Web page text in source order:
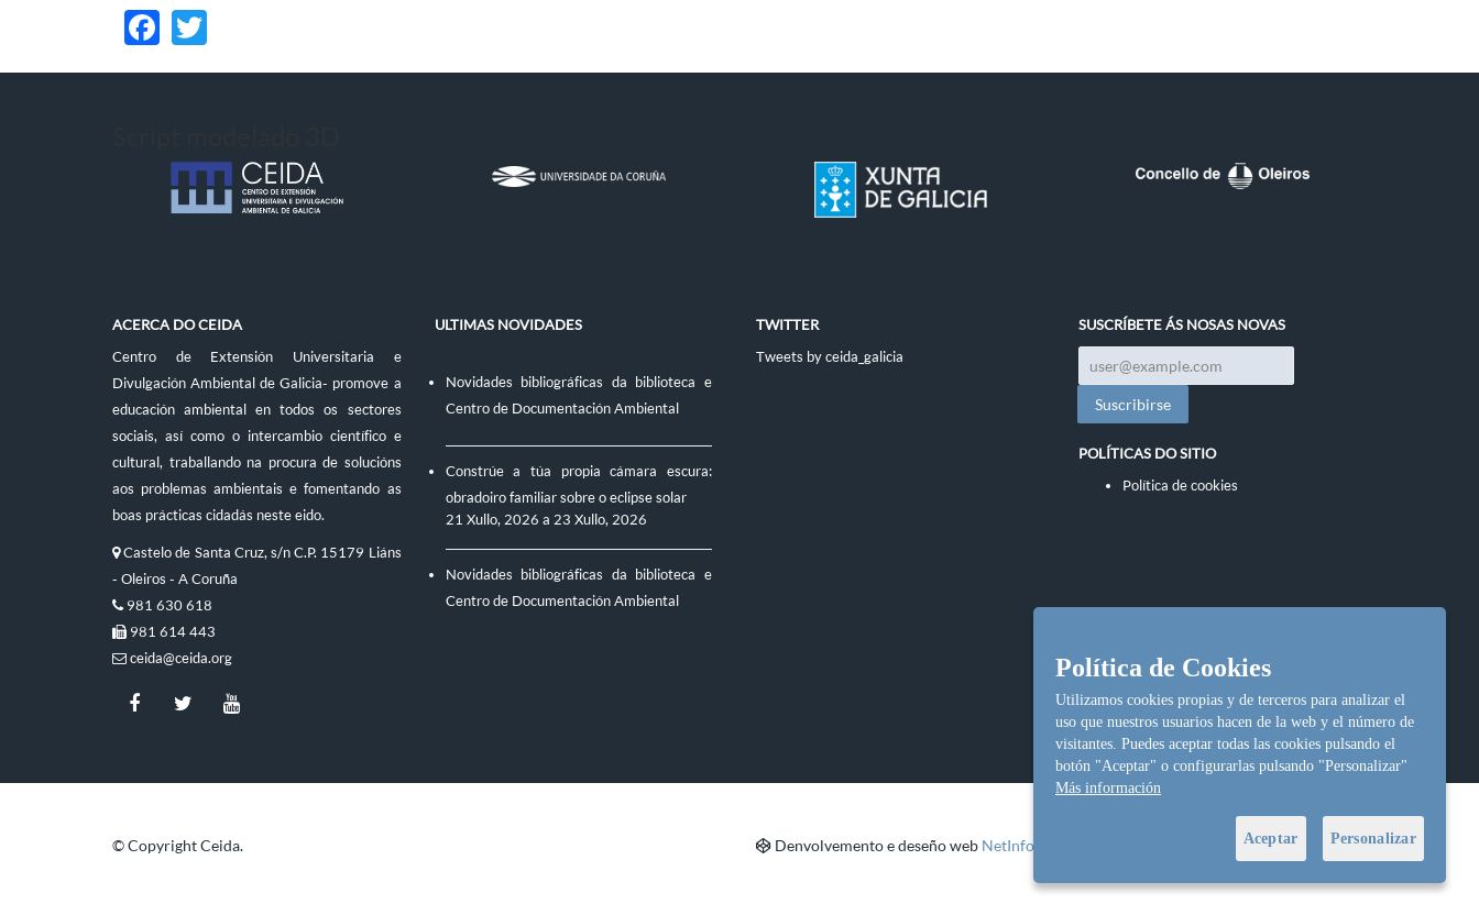
Facebook
ACERCA DO CEIDA
Centro de Extensión Universitaria e
Divulgación Ambiental de Galicia- promove a
educación ambiental en todos os sectores
sociais, así como o intercambio científico e
cultural, traballando na procura de solucións
aos problemas ambientais e fomentando as
boas prácticas cidadás neste eido.
Castelo de Santa Cruz, s/n C.P. 15179 Liáns
- Oleiros - A Coruña
981 630 618
981 614 443
ceida@ceida.org
ULTIMAS NOVIDADES
Novidades bibliográficas da biblioteca e
Centro de Documentación Ambiental
Constrúe a túa propia cámara escura:
obradoiro familiar sobre o eclipse solar
21 Xullo, 2026 a 23 Xullo, 2026
Novidades bibliográficas da biblioteca e
Centro de Documentación Ambiental
TWITTER
Tweets by ceida_galicia
SUSCRÍBETE ÁS NOSAS NOVAS
POLÍTICAS DO SITIO
Política de cookies
© Copyright Ceida. Denvolvemento e deseño web NetInformática
Política de Cookies
Utilizamos cookies propias y de terceros para analizar el
uso que nuestros usuarios hacen de la web y el número de
visitantes. Puedes aceptar todas las cookies pulsando el
botón "Aceptar" o configurarlas pulsando "Personalizar"
Más información
Aceptar Personalizar